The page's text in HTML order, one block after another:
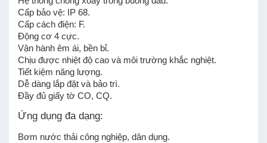
Cấp bảo vệ: IP 68.
Cấp cách điện: F.
Động cơ 4 cực.
Vận hành êm ái, bền bỉ.
Chịu được nhiệt độ cao và môi trường khắc nghiệt.
Tiết kiệm năng lượng.
Dễ dàng lắp đặt và bảo trì.
Đầy đủ giấy tờ CO, CQ.
Ứng dụng đa dạng:
Bơm nước thải công nghiệp, dân dụng.